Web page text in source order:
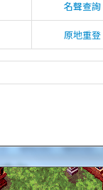
名聲查詢
原地重登